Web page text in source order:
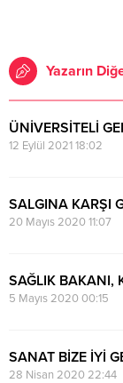
Yazarın
ÜNİVERSİTELİ
12 Eylül 2021 18:02
SALGINA KARŞI
20 Mayıs 2020 11:07
SAĞLIK BAKANI,
5 Mayıs 2020 00:15
SANAT BİZE İYİ
28 Nisan 2020 22:44